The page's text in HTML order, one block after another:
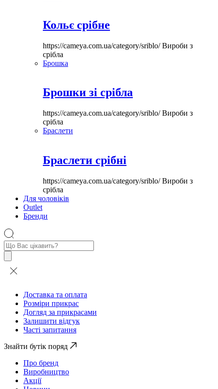
Кольє срібне
https://cameya.com.ua/category/sriblo/Вироби з
срібла
Брошка
Брошки зі срібла
https://cameya.com.ua/category/sriblo/Вироби з
срібла
Браслети
Браслети срібні
https://cameya.com.ua/category/sriblo/Вироби з
срібла
Для чоловіків
Outlet
Бренди
Пошук
товарів
Доставка та оплата
Розміри прикрас
Догляд за прикрасами
Залишити відгук
Часті запитання
Знайти бутік поряд
Про бренд
Виробництво
Акції